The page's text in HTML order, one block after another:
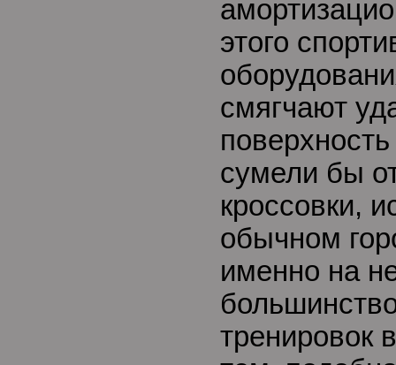
этого
смягчают
сумели бы
кроссовки,
обычном
именно на
тренировок